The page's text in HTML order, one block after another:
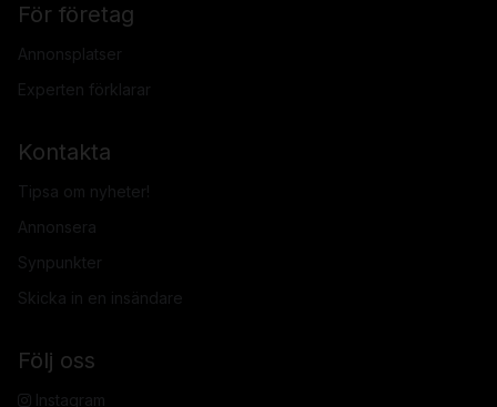
För företag
Annonsplatser
Experten förklarar
Kontakta
Tipsa om nyheter!
Annonsera
Synpunkter
Skicka in en insändare
Följ oss
Instagram